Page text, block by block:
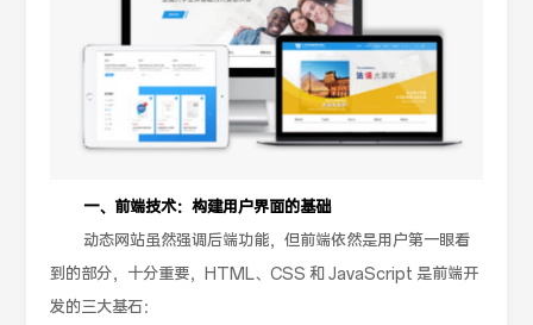
一、前端技术：构建用户界面的基础
动态网站虽然强调后端功能，但前端依然是用户第一眼看
到的部分，十分重要，HTML、CSS 和 JavaScript 是前端开
发的三大基石：